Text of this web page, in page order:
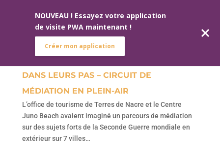
DANS LEURS PAS – CIRCUIT DE
MÉDIATION EN PLEIN-AIR
L’office de tourisme de Terres de Nacre et le Centre
Juno Beach avaient imaginé un parcours de médiation
sur des sujets forts de la Seconde Guerre mondiale en
extérieur sur 7 villes…
NOUVEAU ! Essayez votre application
de visite PWA maintenant !
Créer mon application